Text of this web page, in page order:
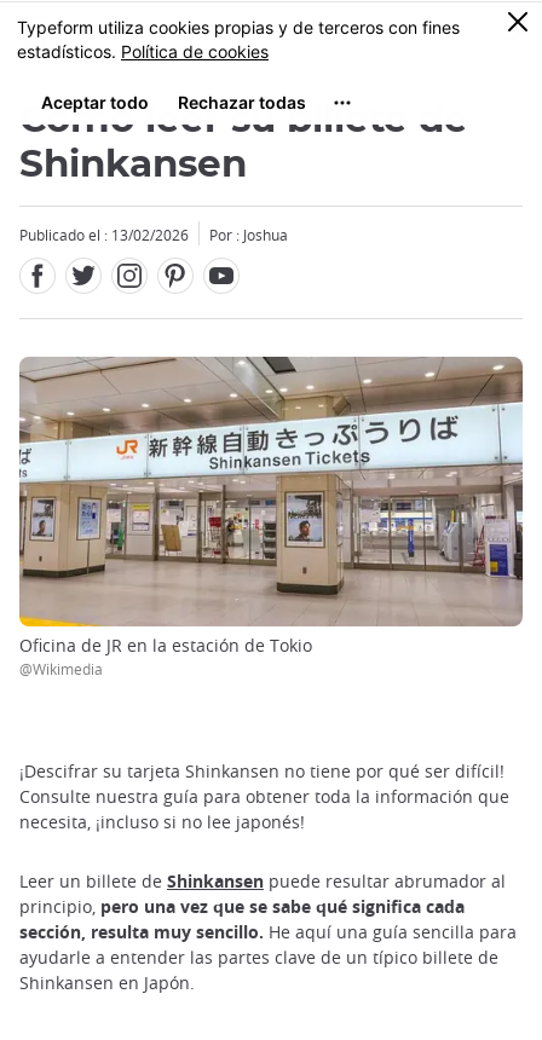
Tamaño
MENU
0
Cómo leer su billete de
Shinkansen
Publicado el : 13/02/2026 Por : Joshua
Oficina de JR en la estación de Tokio
@Wikimedia
¡Descifrar su tarjeta Shinkansen no tiene por qué ser difícil!
Consulte nuestra guía para obtener toda la información que
necesita, ¡incluso si no lee japonés!
Leer un billete de Shinkansen puede resultar abrumador al
principio, pero una vez que se sabe qué significa cada
sección, resulta muy sencillo. He aquí una guía sencilla para
ayudarle a entender las partes clave de un típico billete de
Shinkansen en Japón.
Close